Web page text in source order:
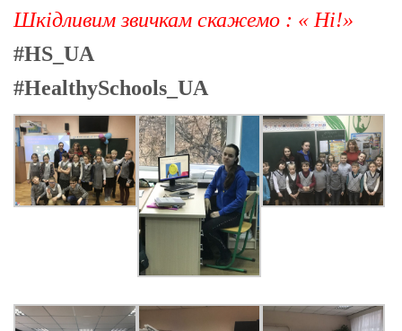
Шкідливим звичкам скажемо : « Ні!»
#HS_UA
#HealthySchools_UA